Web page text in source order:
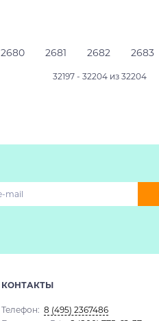
2680 2681 2682 2683
32197 - 32204 из 32204
КОНТАКТЫ
Телефон: 8 (495) 2367486